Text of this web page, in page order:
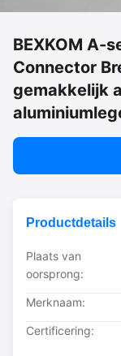
BEXKOM A-
Connector
gemakkelijk
Productdetails
Plaats van
oorsprong:
Merknaam:
Certificering: